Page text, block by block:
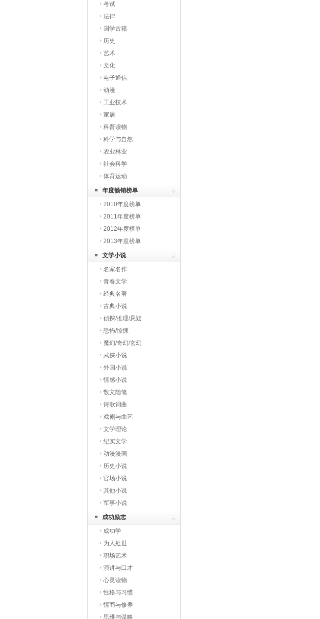
考试
法律
国学古籍
历史
艺术
文化
电子通信
动漫
工业技术
家居
科普读物
科学与自然
农业林业
社会科学
体育运动
年度畅销榜单
2010年度榜单
2011年度榜单
2012年度榜单
2013年度榜单
文学小说
名家名作
青春文学
经典名著
古典小说
侦探/推理/悬疑
恐怖/惊悚
魔幻/奇幻/玄幻
武侠小说
外国小说
情感小说
散文随笔
诗歌词曲
戏剧与曲艺
文学理论
纪实文学
动漫漫画
历史小说
官场小说
其他小说
军事小说
成功励志
成功学
为人处世
职场艺术
演讲与口才
心灵读物
性格与习惯
情商与修养
思维与谋略